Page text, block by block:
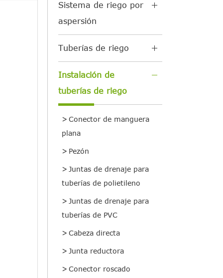
Sistema de riego por
aspersión
Tuberías de riego
Instalación de
tuberías de riego
Conector de manguera
plana
Pezón
Juntas de drenaje para
tuberías de polietileno
Juntas de drenaje para
tuberías de PVC
Cabeza directa
Junta reductora
Conector roscado